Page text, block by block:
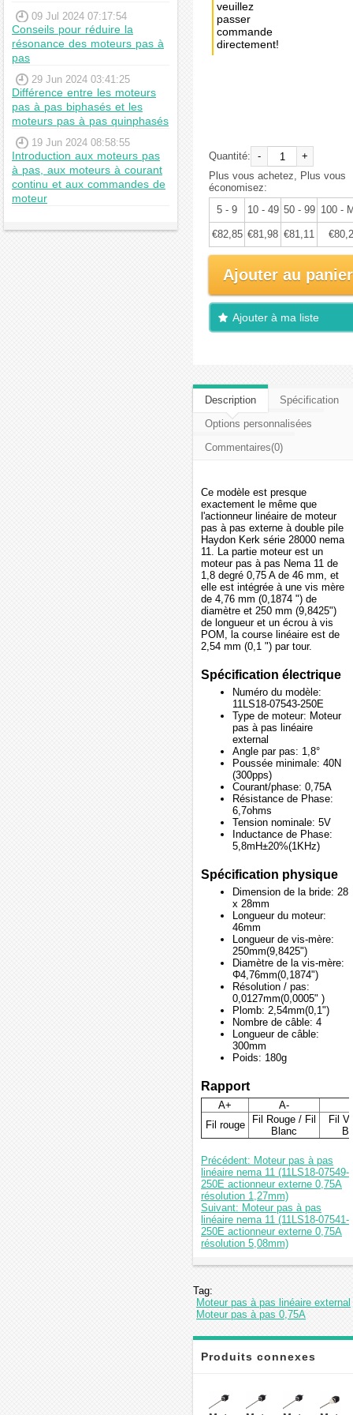
09 Jul 2024 07:17:54
Conseils pour réduire la
résonance des moteurs pas à
pas
29 Jun 2024 03:41:25
Différence entre les moteurs
pas à pas biphasés et les
moteurs pas à pas quinphasés
19 Jun 2024 08:58:55
Introduction aux moteurs pas
à pas, aux moteurs à courant
continu et aux commandes de
moteur
veuillez
passer
commande
directement!
Quantité: -
+
Plus vous achetez, Plus vous
économisez:
5 - 9
10 - 49 50 - 99 100 -
€82,85 €81,98 €81,11
Ajouter au panier
Ajouter à ma liste
Description
Spécification
Options personnalisées
Commentaires(0)
Ce modèle est presque
exactement le même que
l'actionneur linéaire de moteur
pas à pas externe à double pile
Haydon Kerk série 28000 nema
11. La partie moteur est un
moteur pas à pas Nema 11 de
1,8 degré 0,75 A de 46 mm, et
elle est intégrée à une vis mère
de 4,76 mm (0,1874 ") de
diamètre et 250 mm (9,8425")
de longueur et un écrou à vis
POM, la course linéaire est de
2,54 mm (0,1 ") par tour.
Spécification électrique
Numéro du modèle:
11LS18-07543-250E
Type de moteur: Moteur
pas à pas linéaire
external
Angle par pas: 1,8°
Poussée minimale: 40N
(300pps)
Courant/phase: 0,75A
Résistance de Phase:
6,7ohms
Tension nominale: 5V
Inductance de Phase:
5,8mH±20%(1KHz)
Spécification physique
Dimension de la bride: 28
x 28mm
Longueur du moteur:
46mm
Longueur de vis-mère:
250mm(9,8425")
Diamètre de la vis-mère:
Φ4,76mm(0,1874")
Résolution / pas:
0,0127mm(0,0005" )
Plomb: 2,54mm(0,1")
Nombre de câble: 4
Longueur de câble:
300mm
Poids: 180g
Rapport
A+ A-
Fil rouge
Fil Rouge / Fil
Blanc
Fil
Précédent: Moteur pas à pas
linéaire nema 11 (11LS18-07549-
250E actionneur externe 0,75A
résolution 1,27mm)
Suivant: Moteur pas à pas
linéaire nema 11 (11LS18-07541-
250E actionneur externe 0,75A
résolution 5,08mm)
Tag:
Moteur pas à pas linéaire external
Moteur pas à pas 0,75A
Produits connexes